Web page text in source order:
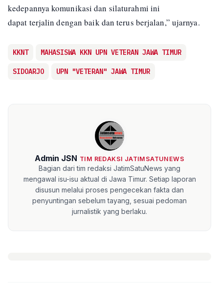
kedepannya komunikasi dan silaturahmi ini
dapat terjalin dengan baik dan terus berjalan,” ujarnya.
KKNT MAHASISWA KKN UPN VETERAN JAWA TIMUR
SIDOARJO UPN "VETERAN" JAWA TIMUR
Admin JSN TIM REDAKSI JATIMSATUNEWS
Bagian dari tim redaksi JatimSatuNews yang
mengawal isu-isu aktual di Jawa Timur. Setiap laporan
disusun melalui proses pengecekan fakta dan
penyuntingan sebelum tayang, sesuai pedoman
jurnalistik yang berlaku.